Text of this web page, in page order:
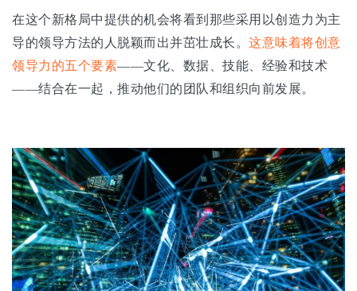
在这个新格局中提供的机会将看到那些采用以创造力为主
导的领导方法的人脱颖而出并茁壮成长。 这意味着将创意
领导力的五个要素——文化、数据、技能、经验和技术
——结合在一起，推动他们的团队和组织向前发展。